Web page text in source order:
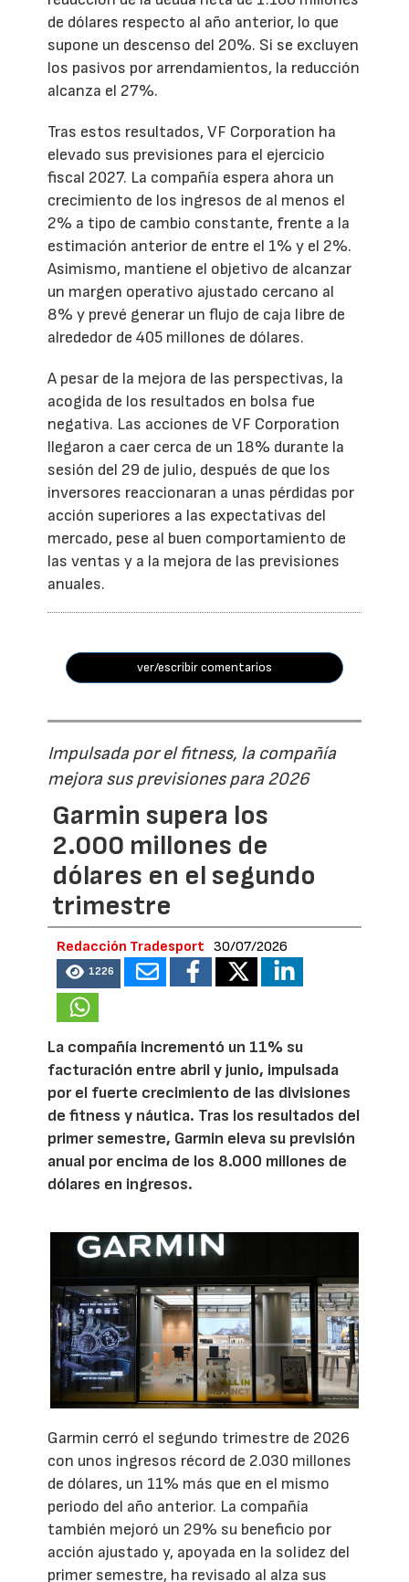
de dólares respecto al año anterior, lo que
supone un descenso del 20%. Si se excluyen
los pasivos por arrendamientos, la reducción
alcanza el 27%.
Tras estos resultados, VF Corporation ha
elevado sus previsiones para el ejercicio
fiscal 2027. La compañía espera ahora un
crecimiento de los ingresos de al menos el
2% a tipo de cambio constante, frente a la
estimación anterior de entre el 1% y el 2%.
Asimismo, mantiene el objetivo de alcanzar
un margen operativo ajustado cercano al
8% y prevé generar un flujo de caja libre de
alrededor de 405 millones de dólares.
A pesar de la mejora de las perspectivas, la
acogida de los resultados en bolsa fue
negativa. Las acciones de VF Corporation
llegaron a caer cerca de un 18% durante la
sesión del 29 de julio, después de que los
inversores reaccionaran a unas pérdidas por
acción superiores a las expectativas del
mercado, pese al buen comportamiento de
las ventas y a la mejora de las previsiones
anuales.
ver/escribir comentarios
Impulsada por el fitness, la compañía
mejora sus previsiones para 2026
Garmin supera los
2.000 millones de
dólares en el segundo
trimestre
Redacción Tradesport 30/07/2026
1226
La compañía incrementó un 11% su
facturación entre abril y junio, impulsada
por el fuerte crecimiento de las divisiones
de fitness y náutica. Tras los resultados del
primer semestre, Garmin eleva su previsión
anual por encima de los 8.000 millones de
dólares en ingresos.
Garmin cerró el segundo trimestre de 2026
con unos ingresos récord de 2.030 millones
de dólares, un 11% más que en el mismo
periodo del año anterior. La compañía
también mejoró un 29% su beneficio por
acción ajustado y, apoyada en la solidez del
primer semestre, ha revisado al alza sus